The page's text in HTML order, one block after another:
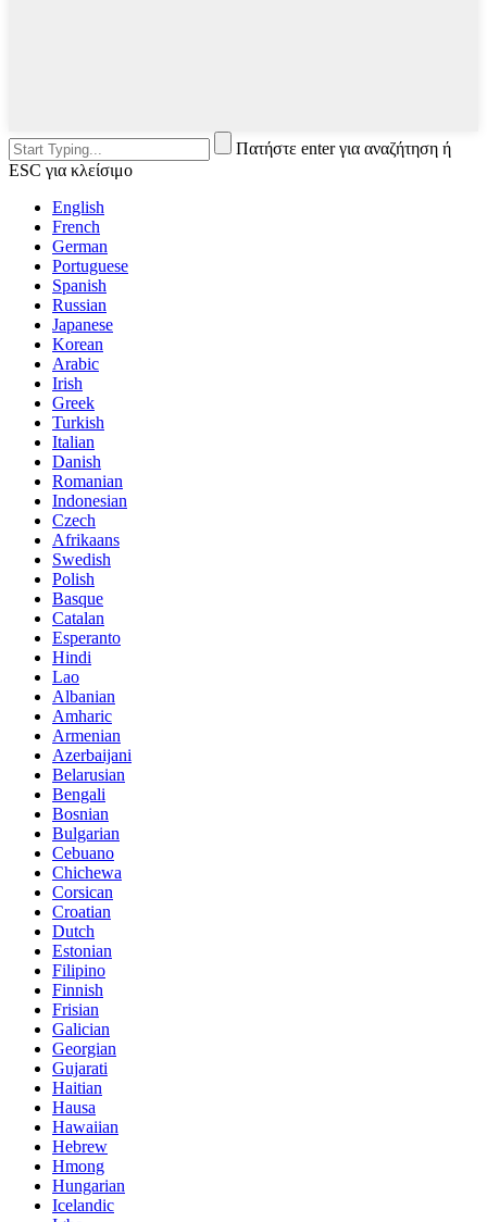
Πατήστε enter για αναζήτηση ή
ESC για κλείσιμο
English
French
German
Portuguese
Spanish
Russian
Japanese
Korean
Arabic
Irish
Greek
Turkish
Italian
Danish
Romanian
Indonesian
Czech
Afrikaans
Swedish
Polish
Basque
Catalan
Esperanto
Hindi
Lao
Albanian
Amharic
Armenian
Azerbaijani
Belarusian
Bengali
Bosnian
Bulgarian
Cebuano
Chichewa
Corsican
Croatian
Dutch
Estonian
Filipino
Finnish
Frisian
Galician
Georgian
Gujarati
Haitian
Hausa
Hawaiian
Hebrew
Hmong
Hungarian
Icelandic